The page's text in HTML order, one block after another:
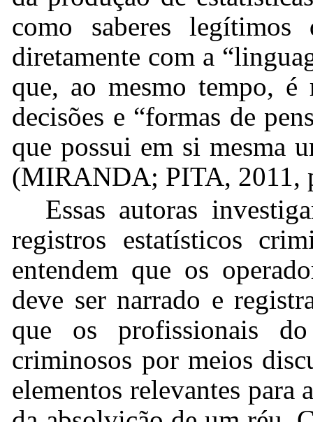
como saberes legítimos
diretamente com a
que, ao mesmo tempo, é
decisões e “formas de
que possui em si mesma
(MIRANDA; PITA, 2011,
Essas autoras
registros estatísticos
entendem que os
deve ser narrado e
que os profissionais
criminosos por meios
elementos relevantes para